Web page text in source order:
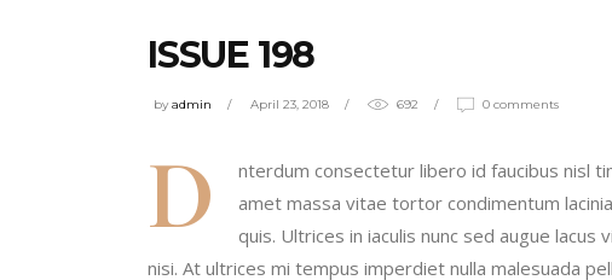
ISSUE 198
byadmin April 23, 2018 692 0 comments
D
nterdum consectetur libero id faucibus nisl
amet massa vitae tortor condimentum
quis. Ultrices in iaculis nunc sed augue
nisi. At ultrices mi tempus imperdiet nulla malesuada